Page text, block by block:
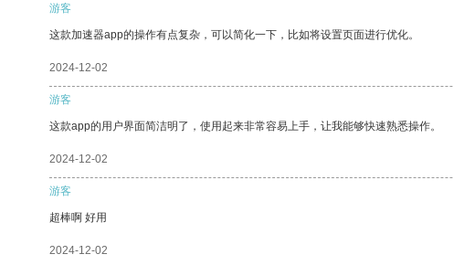
游客
这款加速器app的操作有点复杂，可以简化一下，比如将设置页面进行优化。
2024-12-02
游客
这款app的用户界面简洁明了，使用起来非常容易上手，让我能够快速熟悉操作。
2024-12-02
游客
超棒啊 好用
2024-12-02